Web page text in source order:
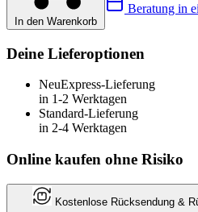
In den Warenkorb
Beratung in
Deine Lieferoptionen
NeuExpress-Lieferung
in 1-2 Werktagen
Standard-Lieferung
in 2-4 Werktagen
Online kaufen ohne Risiko
Kostenlose Rücksendung &